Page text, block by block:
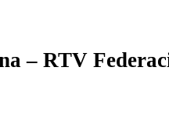
– RTV